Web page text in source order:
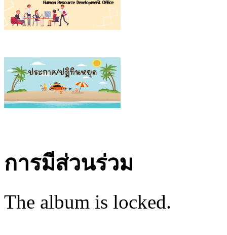
การมีส่วนร่วม
The album is locked.